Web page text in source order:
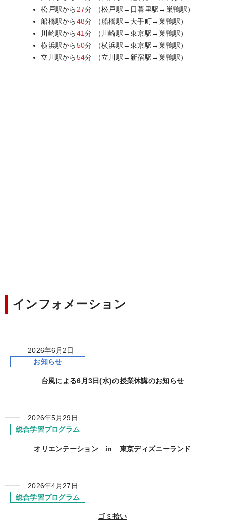
松戸駅から 27分 （松戸駅→日暮里駅→巣鴨駅）
船橋駅から48分 （船橋駅→大手町→巣鴨駅）
川崎駅から41分 （川崎駅→東京駅→巣鴨駅）
横浜駅から50分 （横浜駅→東京駅→巣鴨駅）
立川駅から54分 （立川駅→新宿駅→巣鴨駅）
インフォメーション
2026年6月2日
お知らせ
台風による6月3日(水)の授業休講のお知らせ
2026年5月29日
総合学習プログラム
オリエンテーション in 東京ディズニーランド
2026年4月27日
総合学習プログラム
ゴミ拾い